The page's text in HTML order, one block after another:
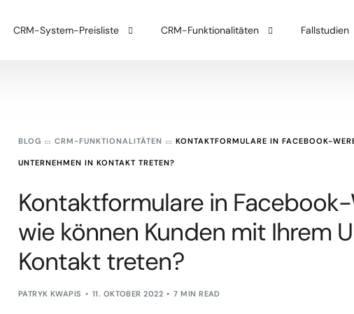
CRM-System-Preisliste CRM-Funktionalitäten Fallstudien
BLOG CRM-FUNKTIONALITÄTEN KONTAKTFORMULARE IN FACEBOOK-
UNTERNEHMEN IN KONTAKT TRETEN?
Kontaktformulare in
wie können Kunden mit Ihrem
Kontakt treten?
PATRYK KWAPIS 11. OKTOBER 2022 7 MIN READ